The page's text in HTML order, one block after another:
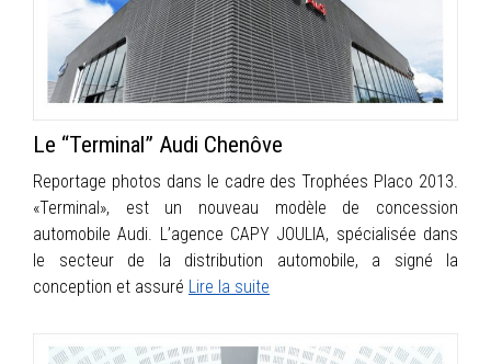
Le “Terminal” Audi Chenôve
Reportage photos dans le cadre des Trophées Placo 2013.
«Terminal», est un nouveau modèle de concession
automobile Audi. L’agence CAPY JOULIA, spécialisée dans
le secteur de la distribution automobile, a signé la
conception et assuré Lire la suite